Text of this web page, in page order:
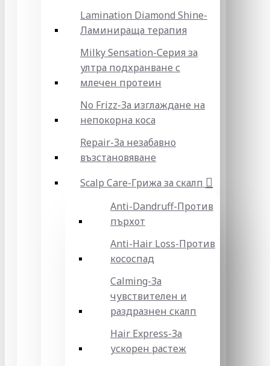
Lamination Diamond Shine-
Ламинираща терапия
Milky Sensation-Серия за
ултра подхранване с
млечен протеин
No Frizz-За изглаждане на
непокорна коса
Repair-За незабавно
възстановяване
Scalp Care-Грижа за скалп
Anti-Dandruff-Против
пърхот
Anti-Hair Loss-Против
кососпад
Calming-За
чувствителен и
раздразнен скалп
Hair Express-За
ускорен растеж